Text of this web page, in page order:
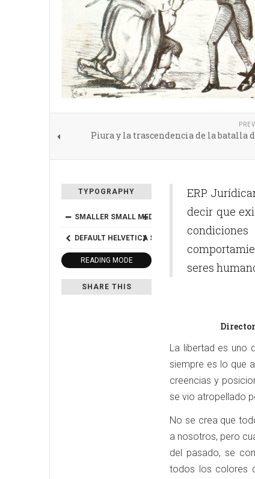
Piura y la trascendencia de la batalla
TYPOGRAPHY
SMALLER SMALL MEDIUM BIGGER
DEFAULT HELVETICA SEGOE
READING MODE
SHARE THIS
ERP.
decir que
seres
La libertad es uno
siempre es lo que
creencias y
se vio atropellado
No se crea que
a nosotros, pero
del pasado, se
todos los colores